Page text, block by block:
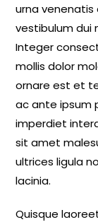
urna venenatis
vestibulum dui
Integer
mollis dolor
ornare est et
ac ante ipsum
imperdiet
sit amet
ultrices ligula
lacinia.
Quisque